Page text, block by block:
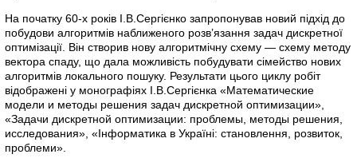
На початку 60-х років І.В.Сергієнко запропонував новий підхід до
побудови алгоритмів наближеного розв’язання задач дискретної
оптимізації. Він створив нову алгоритмічну схему — схему методу
вектора спаду, що дала можливість побудувати сімейство нових
алгоритмів локального пошуку. Результати цього циклу робіт
відображені у монографіях І.В.Сергієнка «Математические
модели и методы решения задач дискретной оптимизации»,
«Задачи дискретной оптимизации: проблемы, методы решения,
исследования», «Інформатика в Україні: становлення, розвиток,
проблеми».